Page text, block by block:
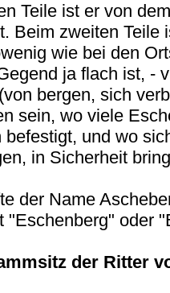
Teile ist er von
Beim zweiten Teile
wie bei den
ja flach ist, -
bergen, sich
sein, wo viele
befestigt, und wo
in Sicherheit
der Name
"Eschenberg" oder
der Ritter